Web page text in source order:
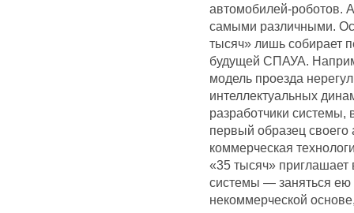
автомобилей-роботов. А
самыми различными.
тысяч» лишь собирает
будущей СПАУА.
модель проезда
интеллектуальных
разработчики системы,
первый образец
коммерческая
«35 тысяч» приглашает
системы — заняться ею
некоммерческой